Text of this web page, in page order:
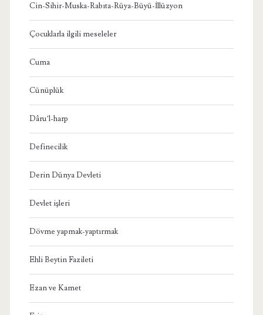
Cin-Sihir-Muska-Rabıta-Rüya-Büyü-İllüzyon
Çocuklarla ilgili meseleler
Cuma
Cünüplük
Dâru’l-harp
Definecilik
Derin Dünya Devleti
Devlet işleri
Dövme yapmak-yaptırmak
Ehli Beytin Fazileti
Ezan ve Kamet